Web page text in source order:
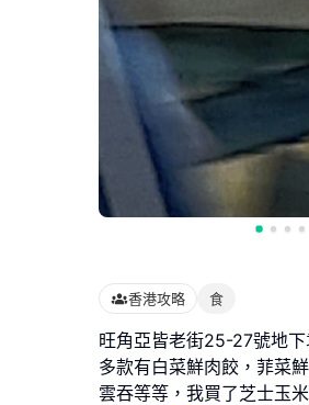
香港攻略 食
旺角亞皆老街25-27號地
多款有白菜鮮肉餃，菲菜
雲吞等等，我買了芝士玉